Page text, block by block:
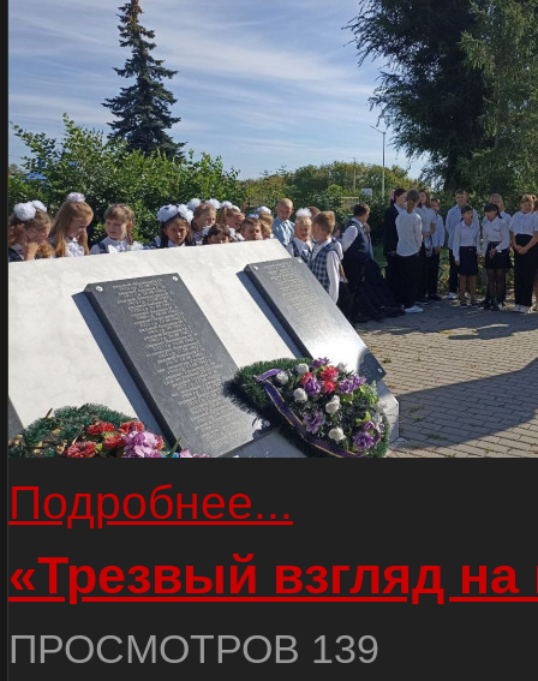
Подробнее...
«Трезвый взгляд на
ПРОСМОТРОВ 139